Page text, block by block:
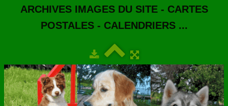
NOTRE ACTIVITÉ ▼
POUR DÉBUTER ▼
VISUELS▼
ANNUAIRE
ARCHIVES IMAGES DU SITE - CARTES
POSTALES - CALENDRIERS ...